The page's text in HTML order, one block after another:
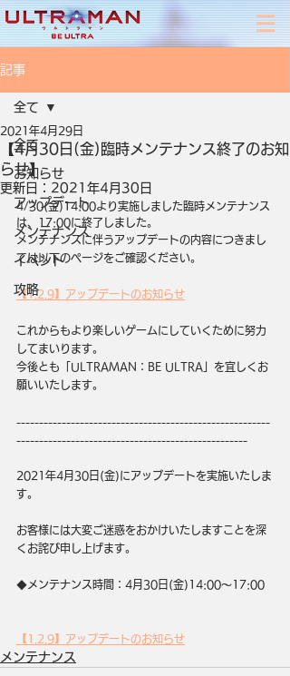
記事
全て
お知らせ
アップデート
メンテナンス
イベント
攻略
全て
【4月30日(金)臨時メンテナンス終了のお知
らせ】
2021年4月29日
更新日： 2021年4月30日
4/30(金)14:00より実施しました臨時メンテナンス
は、17:00に終了しました。
メンテナンスに伴うアップデートの内容につきまし
ては以下のページをご確認ください。
【1.2.9】アップデートのお知らせ
これからもより楽しいゲームにしていくために努力
してまいります。
今後とも「ULTRAMAN：BE ULTRA」を宜しくお
願いいたします。
--------------------------------------------------------
---------------------------------------------------
2021年4月30日(金)にアップデートを実施いたしま
す。
お客様には大変ご迷惑をおかけいたしますことを深
くお詫び申し上げます。
◆メンテナンス時間：4月30日(金)14:00～17:00
【1.2.9】アップデートのお知らせ
メンテナンス